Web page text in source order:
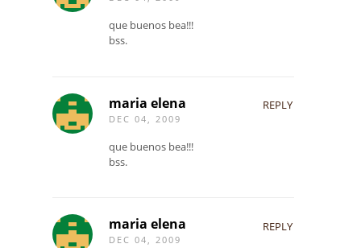
que buenos bea!!!
bss.
maria elena
DEC 04, 2009
REPLY
que buenos bea!!!
bss.
maria elena
DEC 04, 2009
REPLY